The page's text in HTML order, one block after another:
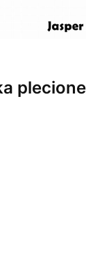
plecione